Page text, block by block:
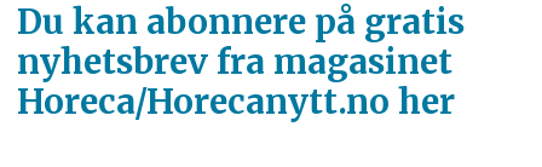
Du kan abonnere på gratis
nyhetsbrev fra magasinet
Horeca/Horecanytt.no her